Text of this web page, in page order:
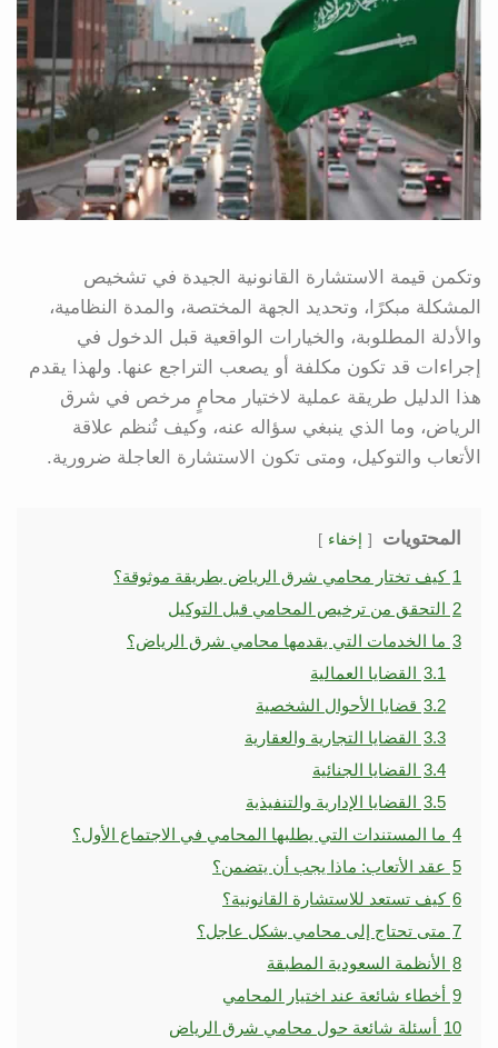
وتكمن قيمة الاستشارة القانونية الجيدة في تشخيص
المشكلة مبكرًا، وتحديد الجهة المختصة، والمدة النظامية،
والأدلة المطلوبة، والخيارات الواقعية قبل الدخول في
إجراءات قد تكون مكلفة أو يصعب التراجع عنها. ولهذا يقدم
هذا الدليل طريقة عملية لاختيار محامٍ مرخص في شرق
الرياض، وما الذي ينبغي سؤاله عنه، وكيف تُنظم علاقة
الأتعاب والتوكيل، ومتى تكون الاستشارة العاجلة ضرورية.
المحتويات إخفاء
1 كيف تختار محامي شرق الرياض بطريقة موثوقة؟
2 التحقق من ترخيص المحامي قبل التوكيل
3 ما الخدمات التي يقدمها محامي شرق الرياض؟
3.1 القضايا العمالية
3.2 قضايا الأحوال الشخصية
3.3 القضايا التجارية والعقارية
3.4 القضايا الجنائية
3.5 القضايا الإدارية والتنفيذية
4 ما المستندات التي يطلبها المحامي في الاجتماع الأول؟
5 عقد الأتعاب: ماذا يجب أن يتضمن؟
6 كيف تستعد للاستشارة القانونية؟
7 متى تحتاج إلى محامي بشكل عاجل؟
8 الأنظمة السعودية المطبقة
9 أخطاء شائعة عند اختيار المحامي
10 أسئلة شائعة حول محامي شرق الرياض